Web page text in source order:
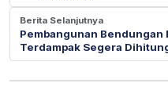
Berita Selanjutnya
Pembangunan Bendungan
Terdampak Segera